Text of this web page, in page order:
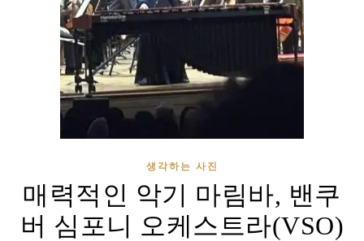
생각하는 사진
매력적인 악기 마림바, 밴쿠
버 심포니 오케스트라(VSO)